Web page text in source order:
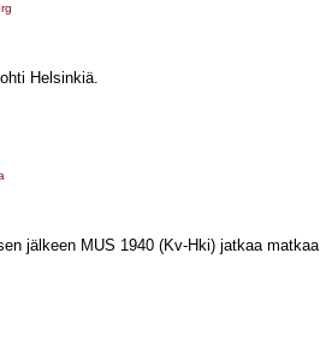
Helsinkiä.
jälkeen MUS 1940 (Kv-​Hki) jatkaa matkaa